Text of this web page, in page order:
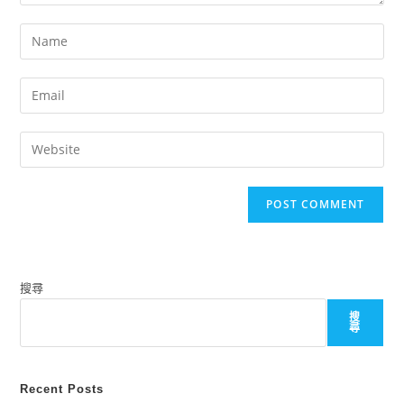
Enter
your
name
comment
Enter
your
email
address
Enter
your
搜尋
搜
尋
Recent Posts